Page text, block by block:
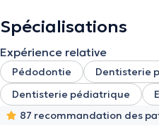
Spécialisations
Expérience relative
Pédodontie
Dentisterie
Dentisterie pédiatrique
87 recommandation des